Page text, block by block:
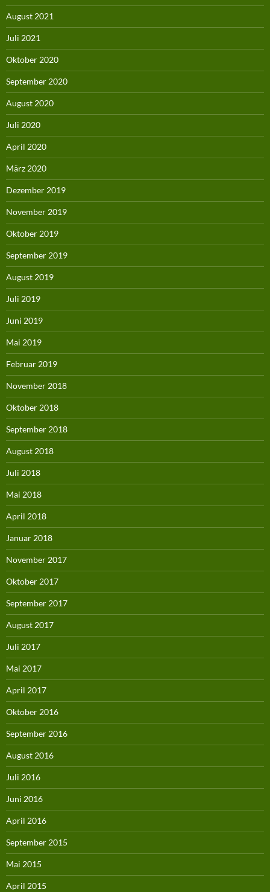
August 2021
Juli 2021
Oktober 2020
September 2020
August 2020
Juli 2020
April 2020
März 2020
Dezember 2019
November 2019
Oktober 2019
September 2019
August 2019
Juli 2019
Juni 2019
Mai 2019
Februar 2019
November 2018
Oktober 2018
September 2018
August 2018
Juli 2018
Mai 2018
April 2018
Januar 2018
November 2017
Oktober 2017
September 2017
August 2017
Juli 2017
Mai 2017
April 2017
Oktober 2016
September 2016
August 2016
Juli 2016
Juni 2016
April 2016
September 2015
Mai 2015
April 2015